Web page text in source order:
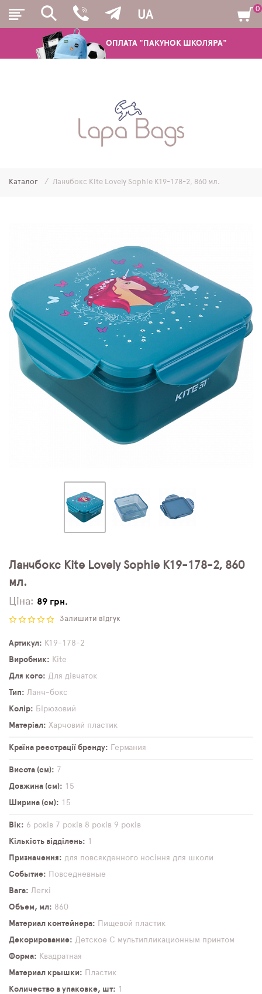
ОПЛАТА "ПАКУНОК ШКОЛЯРА"
UA
ШКІЛЬНІ РЮКЗАКИ ТА РАНЦІ
МОЛОДІЖНІ РЮКЗАКИ
ПЛЯШКИ ДЛЯ ВОДИ
DELUNE
SCHOOL STANDARD
SKYNAME
РОЗПРОДАЖ
0
Каталог Ланчбокс Kite Lovely Sophie K19-178-2, 860 мл.
Ланчбокс Kite Lovely Sophie K19-178-2, 860
мл.
Ціна: 89 грн.
Залишити відгук
Артикул
K19-178-2
Виробник
Kite
Для кого
Для дівчаток
Тип
Ланч-бокс
Колір
Бірюзовий
Матеріал
Харчовий пластик
Країна реєстрації бренду Германия
Висота (см)
7
Довжина (см)
15
Ширина (см)
15
Вік 6 років 7 років 8 років 9 років
Кількість відділень
1
Призначення
для повсякденного носіння для школи
Событие
Повседневные
Вага
Легкі
Объем, мл
860
Материал контейнера
Пищевой пластик
Декорирование
Детское С мультипликационным принтом
Форма
Квадратная
Материал крышки
Пластик
Количество в упаковке, шт
1